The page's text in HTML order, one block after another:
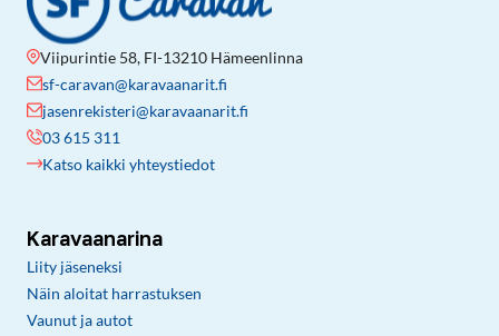
Viipurintie 58, FI-13210 Hämeenlinna
sf-caravan@karavaanarit.fi
jasenrekisteri@karavaanarit.fi
03 615 311
Katso kaikki yhteystiedot
Karavaanarina
Liity jäseneksi
Näin aloitat harrastuksen
Vaunut ja autot